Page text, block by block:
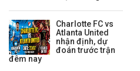
định.
Charlotte FC vs
Atlanta United
nhận định, dự
đoán trước trận
đêm nay